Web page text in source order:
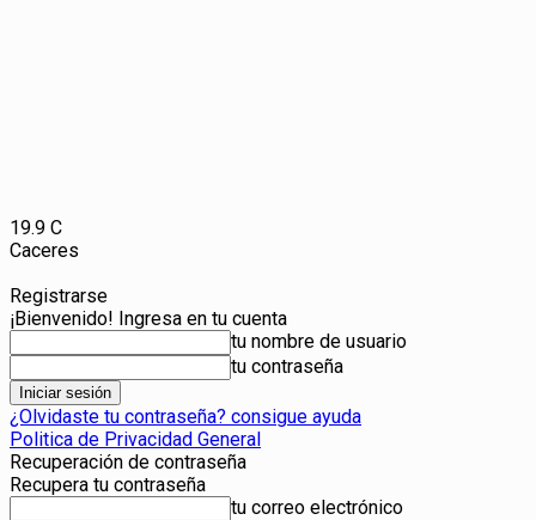
19.9 C
Caceres
Registrarse
¡Bienvenido! Ingresa en tu cuenta
tu nombre de usuario
tu contraseña
¿Olvidaste tu contraseña? consigue ayuda
Politica de Privacidad General
Recuperación de contraseña
Recupera tu contraseña
tu correo electrónico